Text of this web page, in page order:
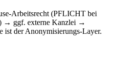
Arbeitsrecht (PFLICHT bei
→ ggf. externe Kanzlei →
ist der Anonymisierungs-Layer.